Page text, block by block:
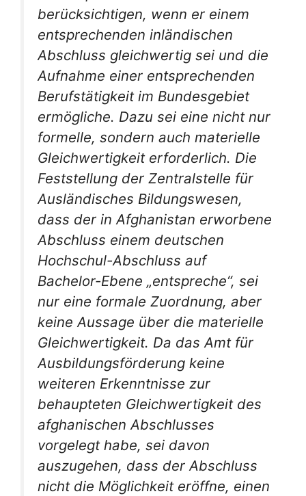
berücksichtigen, wenn er einem
entsprechenden inländischen
Abschluss gleichwertig sei und die
Aufnahme einer entsprechenden
Berufstätigkeit im Bundesgebiet
ermögliche. Dazu sei eine nicht nur
formelle, sondern auch materielle
Gleichwertigkeit erforderlich. Die
Feststellung der Zentralstelle für
Ausländisches Bildungswesen,
dass der in Afghanistan erworbene
Abschluss einem deutschen
Hochschul-Abschluss auf
Bachelor-Ebene „entspreche“, sei
nur eine formale Zuordnung, aber
keine Aussage über die materielle
Gleichwertigkeit. Da das Amt für
Ausbildungsförderung keine
weiteren Erkenntnisse zur
behaupteten Gleichwertigkeit des
afghanischen Abschlusses
vorgelegt habe, sei davon
auszugehen, dass der Abschluss
nicht die Möglichkeit eröffne, einen